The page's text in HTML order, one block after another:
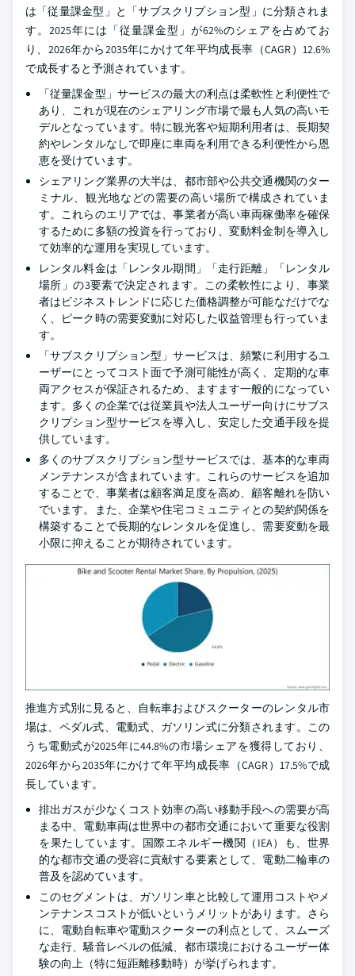
は「従量課金型」と「サブスクリプション型」に分類されま
す。2025年には「従量課金型」が62%のシェアを占めてお
り、2026年から2035年にかけて年平均成長率（CAGR）12.6%
で成長すると予測されています。
「従量課金型」サービスの最大の利点は柔軟性と利便性で
あり、これが現在のシェアリング市場で最も人気の高いモ
デルとなっています。特に観光客や短期利用者は、長期契
約やレンタルなしで即座に車両を利用できる利便性から恩
恵を受けています。
シェアリング業界の大半は、都市部や公共交通機関のター
ミナル、観光地などの需要の高い場所で構成されていま
す。これらのエリアでは、事業者が高い車両稼働率を確保
するために多額の投資を行っており、変動料金制を導入し
て効率的な運用を実現しています。
レンタル料金は「レンタル期間」「走行距離」「レンタル
場所」の3要素で決定されます。この柔軟性により、事業
者はビジネストレンドに応じた価格調整が可能なだけでな
く、ピーク時の需要変動に対応した収益管理も行っていま
す。
「サブスクリプション型」サービスは、頻繁に利用するユ
ーザーにとってコスト面で予測可能性が高く、定期的な車
両アクセスが保証されるため、ますます一般的になってい
ます。多くの企業では従業員や法人ユーザー向けにサブス
クリプション型サービスを導入し、安定した交通手段を提
供しています。
多くのサブスクリプション型サービスでは、基本的な車両
メンテナンスが含まれています。これらのサービスを追加
することで、事業者は顧客満足度を高め、顧客離れを防い
でいます。また、企業や住宅コミュニティとの契約関係を
構築することで長期的なレンタルを促進し、需要変動を最
小限に抑えることが期待されています。
推進方式別に見ると、自転車およびスクーターのレンタル市
場は、ペダル式、電動式、ガソリン式に分類されます。この
うち電動式が2025年に44.8%の市場シェアを獲得しており、
2026年から2035年にかけて年平均成長率（CAGR）17.5%で成
長しています。
排出ガスが少なくコスト効率の高い移動手段への需要が高
まる中、電動車両は世界中の都市交通において重要な役割
を果たしています。国際エネルギー機関（IEA）も、世界
的な都市交通の受容に貢献する要素として、電動二輪車の
普及を認めています。
このセグメントは、ガソリン車と比較して運用コストやメ
ンテナンスコストが低いというメリットがあります。さら
に、電動自転車や電動スクーターの利点として、スムーズ
な走行、騒音レベルの低減、都市環境におけるユーザー体
験の向上（特に短距離移動時）が挙げられます。